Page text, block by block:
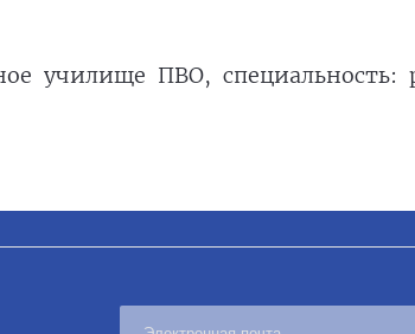
училище ПВО, специальность: